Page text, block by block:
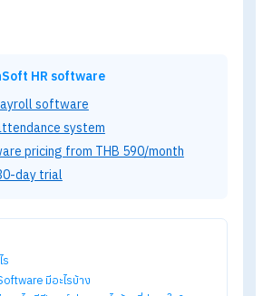
ารลา จัดตารางงาน ไปจนถึงคิดเงินเดือนและ
บน Cloudทำให้ HR
ที่ทุกเวลา ช่วยลดภาระงาน HR
คล่องตัวในการทำงานทั้งองค์กร